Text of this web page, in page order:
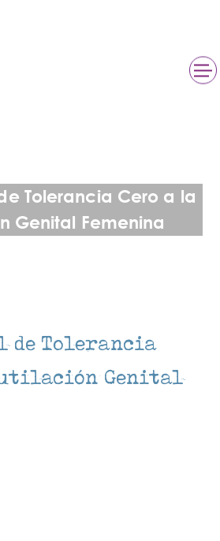
Tolerancia Cero a la
Genital Femenina
de Tolerancia
Genital